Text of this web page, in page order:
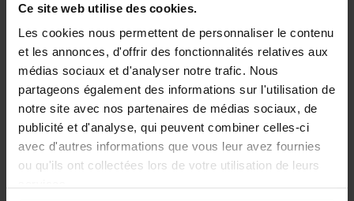
Ce site web utilise des cookies.
Les cookies nous permettent de personnaliser le contenu
et les annonces, d'offrir des fonctionnalités relatives aux
médias sociaux et d'analyser notre trafic. Nous
partageons également des informations sur l'utilisation de
notre site avec nos partenaires de médias sociaux, de
publicité et d'analyse, qui peuvent combiner celles-ci
avec d'autres informations que vous leur avez fournies
ou qu'ils ont collectées lors de votre utilisation de leurs
"J'ai trouvé ce produit très utile pour stimuler ma
circulation sanguine, surtout les jours où je ne peux
pas faire ma promenade quotidienne à cause du
temps humide ou froid. Je le recommande vivement
à toutes les personnes diabétiques qui s’inquiètent
de ne pas faire suffisamment d'exercice."
M Sekmen -Trustpilot Reviewer
Santé masculine : passez à l'action en